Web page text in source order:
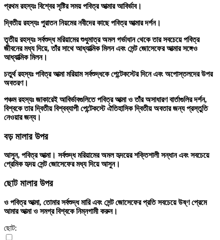
প্রথম রহস্যঃবিশ্বের সৃষ্টির সময় পবিত্র আত্মার আবির্ভাব।
দ্বিতীয় রহস্যঃপুরাতন নিয়মের নবীদের কাছে পবিত্র আত্মার দর্শন।
তৃতীয় রহস্যঃসর্বশুদ্ধ মরিয়ামের শুধুমাত্র অমল গর্ভাধান থেকে তার সবচেয়ে পবিত্র
জীবনের মধ্য দিয়ে, তাঁর সাথে আধ্যাত্মিক মিলন এবং সেন্ট জোসেফের আত্মার সঙ্গেও
আধ্যাত্মিক মিলন।
চতুর্থ রহস্যঃপবিত্র আত্মা মরিয়াম সর্বশুদ্ধকে পেন্টেকস্টের দিনে এবং অপোস্তলদের উপর
অবতরণ।
পঞ্চম রহস্যঃজাকারেই আবির্ভাবগুলিতে পবিত্র আত্মা ও তাঁর অসাধারণ বার্তাগুলির দর্শন,
বিশ্বকে তার দ্বিতীয় বিশ্বব্যাপী পেন্টেকস্টে ঐতিহাসিক দ্বিতীয় অবতার জন্য প্রস্তুতি
নেওয়ার জন্য।
বড় মালার উপর
আসুন, পবিত্র আত্মা। সর্বশুদ্ধ মরিয়ামের অমল হৃদয়ের শক্তিশালী সন্ধান এবং সবচেয়ে
প্রেমিক হৃদয় সেন্ট জোসেফের মধ্য দিয়ে আসুন।
ছোট মালার উপর
ও পবিত্র আত্মা, তোমার সর্বশুদ্ধ মারি এবং সেন্ট জোসেফের প্রতি সবচেয়ে উষ্ণ প্রেমে
আমার আত্মা ও সমগ্র বিশ্বকে নিম্নগামী করুন।
ছোট: